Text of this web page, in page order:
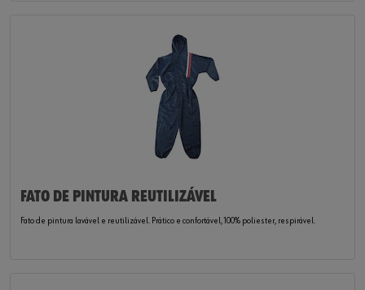
FATO DE PINTURA REUTILIZÁVEL
Fato de pintura lavável e reutilizável. Prático e confortável, 100% poliester, respirável.